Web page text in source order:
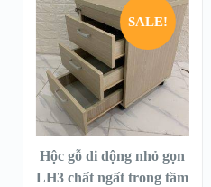
SALE!
Hộc gỗ di dộng nhỏ gọn
LH3 chất ngất trong tầm
hàng Thêm vào